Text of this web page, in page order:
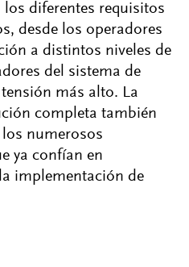
diferentes requisitos
desde los operadores
a distintos niveles de
del sistema de
más alto. La
completa también
numerosos
ya confían en
implementación de